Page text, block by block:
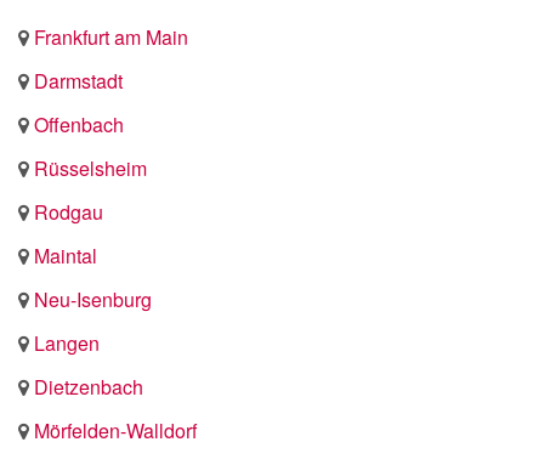
Frankfurt am Main
Darmstadt
Offenbach
Rüsselsheim
Rodgau
Maintal
Neu-Isenburg
Langen
Dietzenbach
Mörfelden-Walldorf